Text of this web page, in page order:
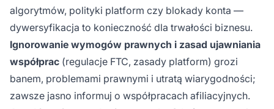
algorytmów, polityki platform czy blokady konta —
dywersyfikacja to konieczność dla trwałości biznesu.
Ignorowanie wymogów prawnych i zasad ujawniania
współprac (regulacje FTC, zasady platform) grozi
banem, problemami prawnymi i utratą wiarygodności;
zawsze jasno informuj o współpracach afiliacyjnych.